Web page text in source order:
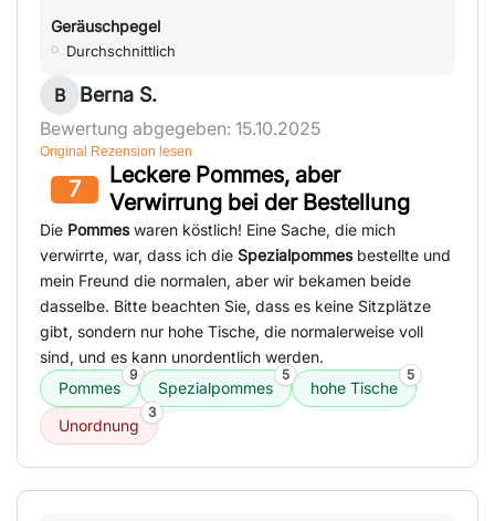
Geräuschpegel
Durchschnittlich
B Berna S.
Bewertung abgegeben: 15.10.2025
Original Rezension lesen
7
Leckere Pommes, aber
Verwirrung bei der Bestellung
Die Pommeswaren köstlich! Eine Sache, die mich
verwirrte, war, dass ich die Spezialpommesbestellte und
mein Freund die normalen, aber wir bekamen beide
dasselbe. Bitte beachten Sie, dass es keine Sitzplätze
gibt, sondern nur hohe Tische, die normalerweise voll
sind, und es kann unordentlich werden.
Pommes
9
Spezialpommes
5
hohe Tische
5
Unordnung
3